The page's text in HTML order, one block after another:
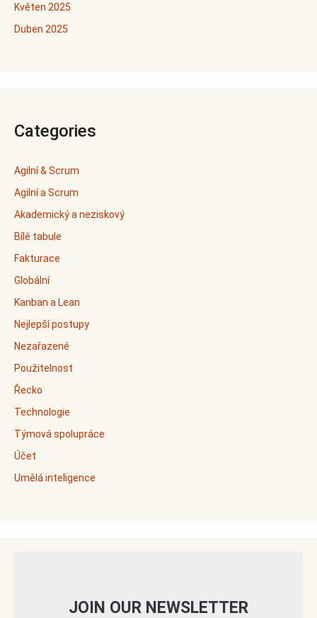
Květen 2025
Duben 2025
Categories
Agilní & Scrum
Agilní a Scrum
Akademický a neziskový
Bílé tabule
Fakturace
Globální
Kanban a Lean
Nejlepší postupy
Nezařazené
Použitelnost
Řecko
Technologie
Týmová spolupráce
Účet
Umělá inteligence
JOIN OUR NEWSLETTER